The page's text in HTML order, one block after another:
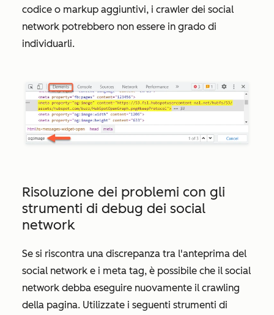
codice o markup aggiuntivi, i crawler dei social
network potrebbero non essere in grado di
individuarli.
Risoluzione dei problemi con gli
strumenti di debug dei social
network
Se si riscontra una discrepanza tra l'anteprima del
social network e i meta tag, è possibile che il social
network debba eseguire nuovamente il crawling
della pagina. Utilizzate i seguenti strumenti di